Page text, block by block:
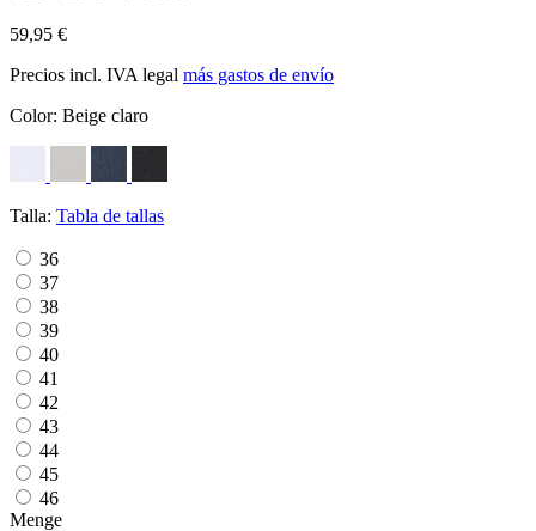
59,95 €
Precios incl. IVA legal más gastos de envío
Color: Beige claro
Talla: Tabla de tallas
36
37
38
39
40
41
42
43
44
45
46
Menge